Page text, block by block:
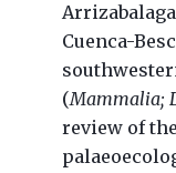
Cuenca-
(Mammalia;
review of